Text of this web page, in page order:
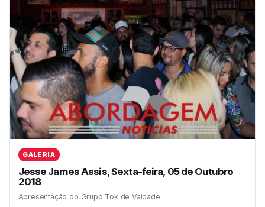
GALERIA
Jesse James Assis, Sexta-feira, 05 de Outubro
2018
Apresentação do Grupo Tok de Vaidade.